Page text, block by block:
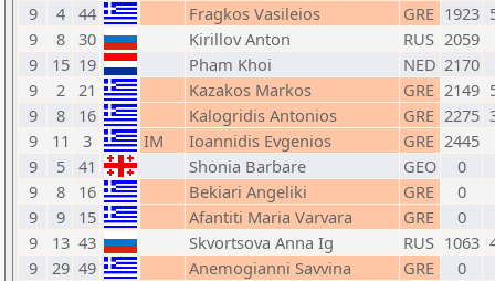
9
4 44 Fragkos Vasileios GRE 1923
9
8 30 Kirillov Anton RUS 2059
9
15 19 Pham Khoi NED 2170
9
2 21 Kazakos Markos GRE 2149
9
8 16 Kalogridis Antonios GRE 2275
9
11 3 IM Ioannidis Evgenios GRE 2445
9
5 41 Shonia Barbare GEO
0
9
8 16 Bekiari Angeliki GRE
0
9
9 15 Afantiti Maria Varvara GRE
0
9
13 43 Skvortsova Anna Ig RUS 1063
9
29 49 Anemogianni Savvina GRE
0